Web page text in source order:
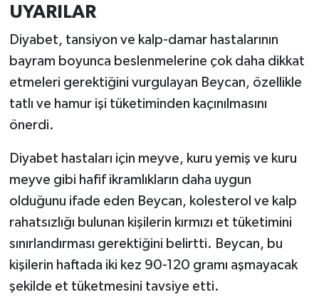
UYARILAR
Diyabet, tansiyon ve kalp-damar hastalarının
bayram boyunca beslenmelerine çok daha dikkat
etmeleri gerektiğini vurgulayan Beycan, özellikle
tatlı ve hamur işi tüketiminden kaçınılmasını
önerdi.
Diyabet hastaları için meyve, kuru yemiş ve kuru
meyve gibi hafif ikramlıkların daha uygun
olduğunu ifade eden Beycan, kolesterol ve kalp
rahatsızlığı bulunan kişilerin kırmızı et tüketimini
sınırlandırması gerektiğini belirtti. Beycan, bu
kişilerin haftada iki kez 90-120 gramı aşmayacak
şekilde et tüketmesini tavsiye etti.